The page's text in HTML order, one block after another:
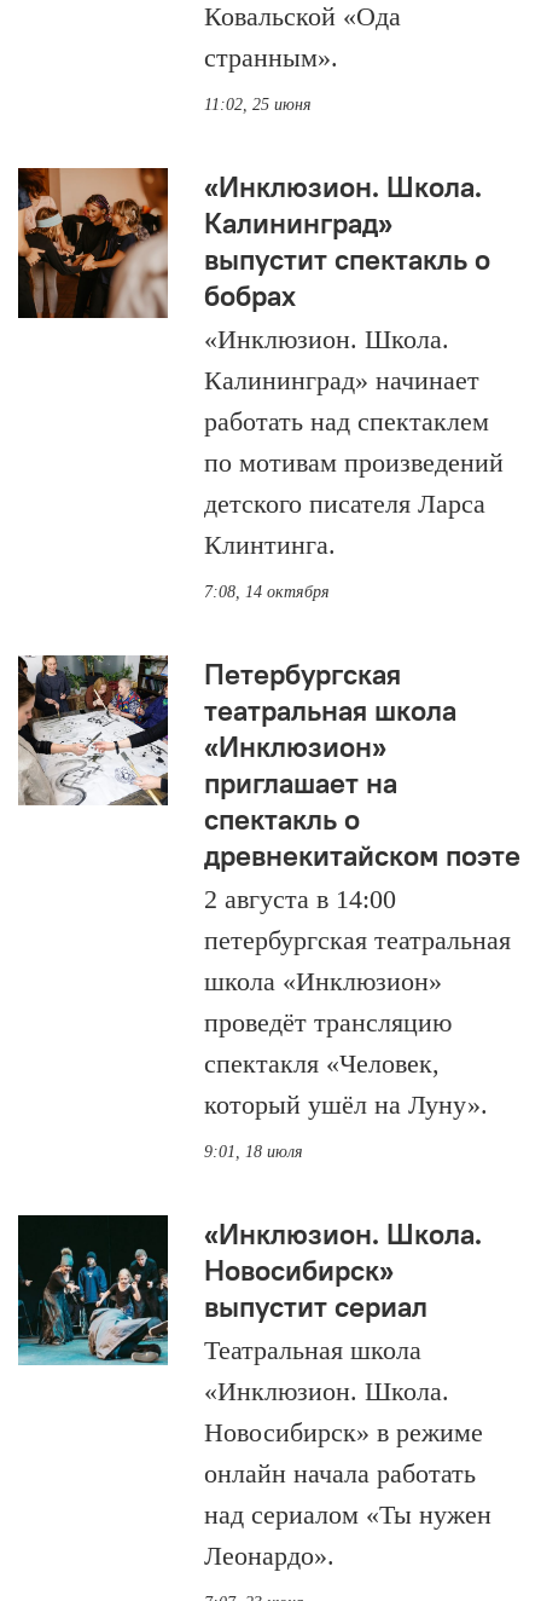
Ковальской «Ода
странным».
11:02, 25 июня
«Инклюзион. Школа.
Калининград»
выпустит спектакль о
бобрах
«Инклюзион. Школа.
Калининград» начинает
работать над спектаклем
по мотивам произведений
детского писателя Ларса
Клинтинга.
7:08, 14 октября
Петербургская
театральная школа
«Инклюзион»
приглашает на
спектакль о
древнекитайском поэте
2 августа в 14:00
петербургская театральная
школа «Инклюзион»
проведёт трансляцию
спектакля «Человек,
который ушёл на Луну».
9:01, 18 июля
«Инклюзион. Школа.
Новосибирск»
выпустит сериал
Театральная школа
«Инклюзион. Школа.
Новосибирск» в режиме
онлайн начала работать
над сериалом «Ты нужен
Леонардо».